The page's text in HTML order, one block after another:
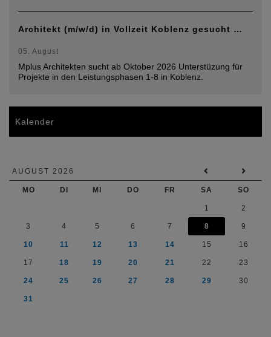
Architekt (m/w/d) in Vollzeit Koblenz gesucht …
05. August
Mplus Architekten sucht ab Oktober 2026 Unterstüzung für
Projekte in den Leistungsphasen 1-8 in Koblenz.
Kalender
AUGUST 2026
MO DI MI DO FR SA SO
1 2
3 4 5 6 7 8 9
10 11 12 13 14 15 16
17 18 19 20 21 22 23
24 25 26 27 28 29 30
31